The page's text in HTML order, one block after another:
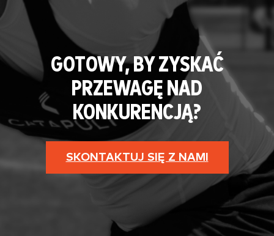
GOTOWY, BY ZYSKAĆ
PRZEWAGĘ NAD
KONKURENCJĄ?
SKONTAKTUJ SIĘ Z NAMI